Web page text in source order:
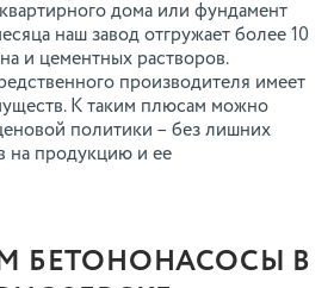
дома или фундамент
наш завод отгружает более 10
и цементных растворов.
производителя имеет
К таким плюсам можно
политики – без лишних
на продукцию и ее
БЕТОНОНАСОСЫ В